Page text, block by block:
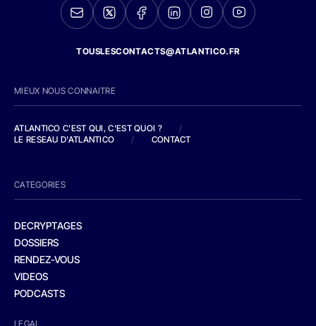
TOUSLESCONTACTS@ATLANTICO.FR
MIEUX NOUS CONNAITRE
ATLANTICO C'EST QUI, C'EST QUOI ?
/
LE RESEAU D'ATLANTICO
/ CONTACT
CATEGORIES
DECRYPTAGES
DOSSIERS
RENDEZ-VOUS
VIDEOS
PODCASTS
LEGAL